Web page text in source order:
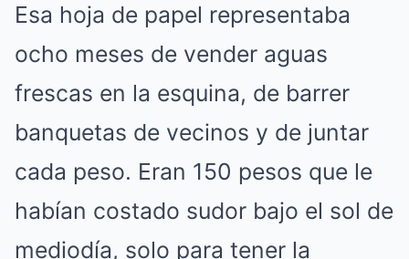
Esa hoja de papel representaba
ocho meses de vender aguas
frescas en la esquina, de barrer
banquetas de vecinos y de juntar
cada peso. Eran 150 pesos que le
habían costado sudor bajo el sol de
mediodía, solo para tener la